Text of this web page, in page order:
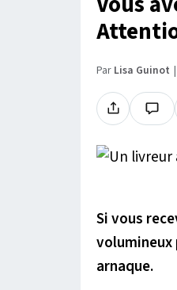
Par Lisa Guinot
Si vous
volumineux
arnaque.